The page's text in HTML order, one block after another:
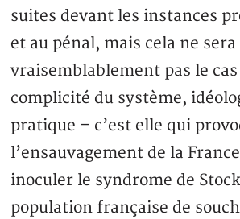
suites devant les instances
et au pénal, mais cela ne sera
vraisemblablement pas le
complicité du système,
pratique – c’est elle qui
l’ensauvagement de la
inoculer le syndrome de
population française de